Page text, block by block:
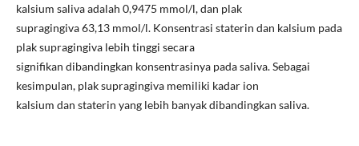
kalsium saliva adalah 0,9475 mmol/l, dan plak
supragingiva 63,13 mmol/l. Konsentrasi staterin dan kalsium pada
plak supragingiva lebih tinggi secara
signifikan dibandingkan konsentrasinya pada saliva. Sebagai
kesimpulan, plak supragingiva memiliki kadar ion
kalsium dan staterin yang lebih banyak dibandingkan saliva.